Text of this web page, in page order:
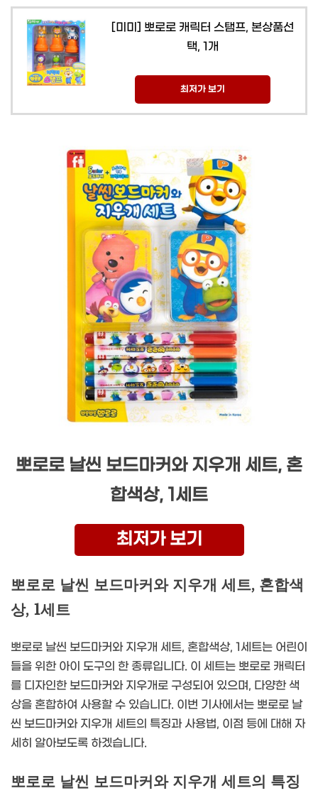
[미미] 뽀로로 캐릭터 스탬프, 본상품선
택, 1개
최저가 보기
뽀로로 날씬 보드마커와 지우개 세트, 혼
합색상, 1세트
최저가 보기
뽀로로 날씬 보드마커와 지우개 세트, 혼합색
상, 1세트
뽀로로 날씬 보드마커와 지우개 세트, 혼합색상, 1세트는 어린이
들을 위한 아이 도구의 한 종류입니다. 이 세트는 뽀로로 캐릭터
를 디자인한 보드마커와 지우개로 구성되어 있으며, 다양한 색
상을 혼합하여 사용할 수 있습니다. 이번 기사에서는 뽀로로 날
씬 보드마커와 지우개 세트의 특징과 사용법, 이점 등에 대해 자
세히 알아보도록 하겠습니다.
뽀로로 날씬 보드마커와 지우개 세트의 특징